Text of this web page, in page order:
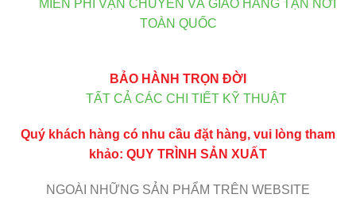
MIỄN PHÍ VẬN CHUYỂN VÀ GIAO HÀNG TẬN NƠI
TOÀN QUỐC
BẢO HÀNH TRỌN ĐỜI
TẤT CẢ CÁC CHI TIẾT KỸ THUẬT
Quý khách hàng có nhu cầu đặt hàng, vui lòng tham
khảo: QUY TRÌNH SẢN XUẤT
NGOÀI NHỮNG SẢN PHẨM TRÊN WEBSITE